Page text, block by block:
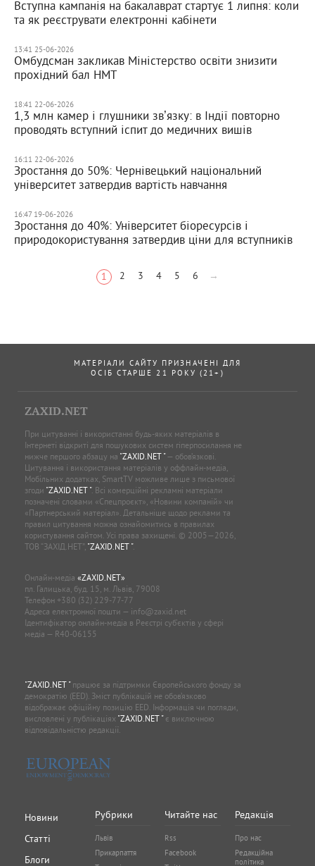
Вступна кампанія на бакалаврат стартує 1 липня: коли
та як реєструвати електронні кабінети
13:41 25-06-2026
Омбудсман закликав Міністерство освіти знизити
прохідний бал НМТ
18:41 22-06-2026
1,3 млн камер і глушники звʼязку: в Індії повторно
проводять вступний іспит до медичних вишів
16:11 22-06-2026
Зростання до 50%: Чернівецький національний
університет затвердив вартість навчання
16:47 19-06-2026
Зростання до 40%: Університет біоресурсів і
природокористування затвердив ціни для вступників
1 2 3 4 5 6 →
МАТЕРІАЛИ САЙТУ ПРИЗНАЧЕНІ ДЛЯ
ОСІБ СТАРШЕ 21 РОКУ (21+)
ZAXID.NET
При цитуванні і використанні будь-яких матеріалів в
Інтернеті відкриті для пошукових систем гіперпосилання не
нижче першого абзацу на "ZAXID.NET "— обов’язкові.
Цитування і використання матеріалів у оффлайн-медіа,
Мобільних додатках, SmartTV можливе лише з письмової
згоди "ZAXID.NET ". Всі комерційні рекламні матеріали
позначені словами «Спецпроєкт», «Новини компаній» чи
«Партнерський матеріал». Детальніше щодо реклами та
правил цитування можна ознайомитись в правилах
користування сайтом. Усі права захищені. © 2005—2026,
ТОВ “ЗАХІД.НЕТ”, "ZAXID.NET ".
Онлайн-медіа «ZAXID.NET»
пл. Галицька, буд. 15, м. Львів, 79008
Телефон +380 (32) 229-77-77
Адреса електронної пошти — info@zaxid.net
Ідентифікатор онлайн-медіа в Реєстрі суб'єктів у сфері
медіа — R40-06155
"ZAXID.NET "працює за підтримки Європейського фонду за
демократію (EED). Зміст публікацій не обов’язково
відображає офіційну позицію EED. Інформація чи погляди,
висловлені у публікаціях "ZAXID.NET "є виключною
відповідальністю редакції.
Новини
Статті
Блоги
Рубрики
Львів
Прикарпаття
Читайте нас
Rss
Facebook
Редакція
Про нас
Редакційна
політика